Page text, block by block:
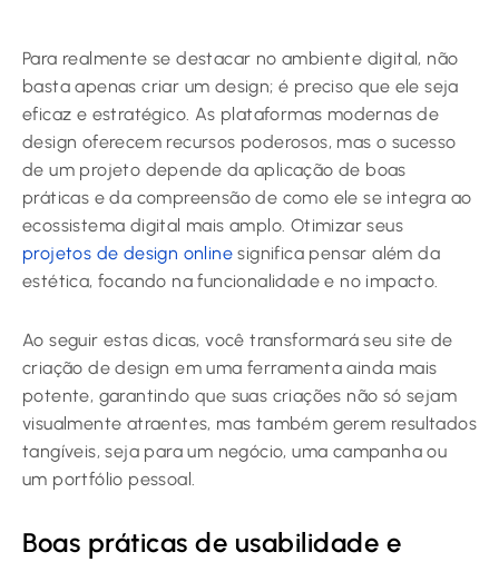
Para realmente se destacar no ambiente digital, não
basta apenas criar um design; é preciso que ele seja
eficaz e estratégico. As plataformas modernas de
design oferecem recursos poderosos, mas o sucesso
de um projeto depende da aplicação de boas
práticas e da compreensão de como ele se integra ao
ecossistema digital mais amplo. Otimizar seus
projetos de design online significa pensar além da
estética, focando na funcionalidade e no impacto.
Ao seguir estas dicas, você transformará seu site de
criação de design em uma ferramenta ainda mais
potente, garantindo que suas criações não só sejam
visualmente atraentes, mas também gerem resultados
tangíveis, seja para um negócio, uma campanha ou
um portfólio pessoal.
Boas práticas de usabilidade e